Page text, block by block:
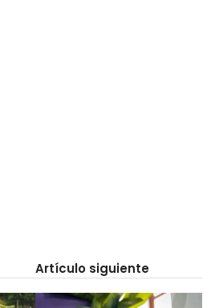
Artículo siguiente